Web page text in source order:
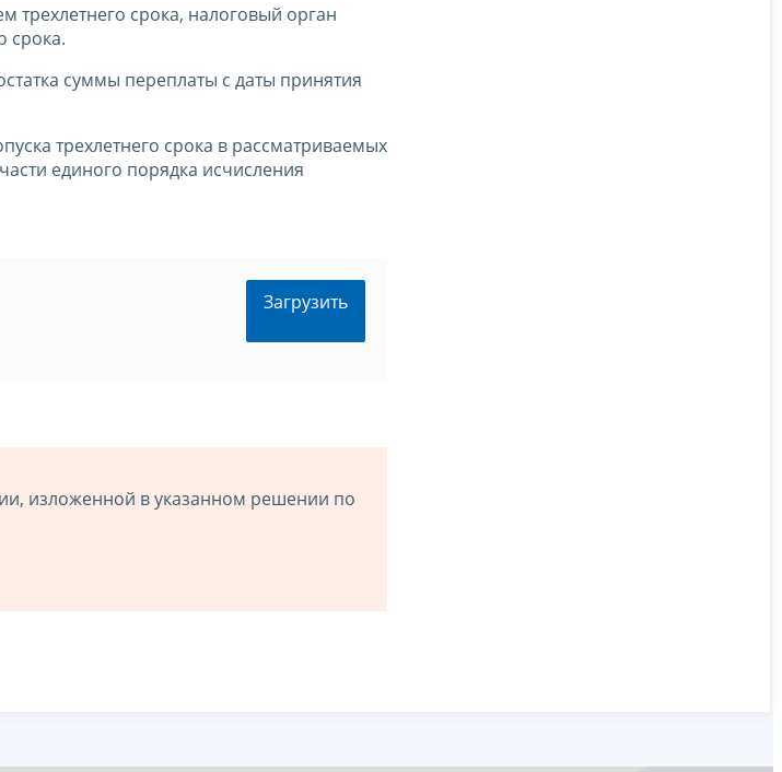
трехлетнего срока, налоговый орган
срока.
суммы переплаты с даты принятия
трехлетнего срока в рассматриваемых
единого порядка исчисления
Загрузить
изложенной в указанном решении по